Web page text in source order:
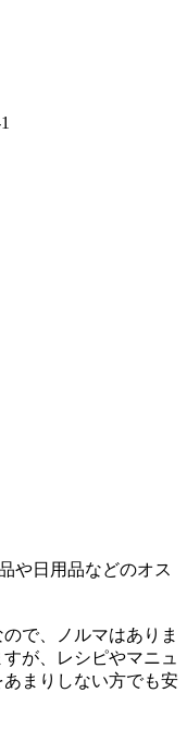
や日用品などのオス
で、ノルマはありま
が、レシピやマニュ
まりしない方でも安